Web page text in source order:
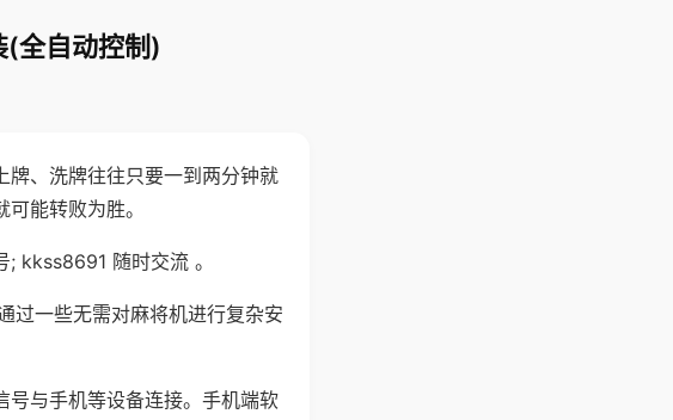
(全自动控制)
牌、洗牌往往只要一到两分钟就
能转败为胜。
kkss8691 随时交流 。
过一些无需对麻将机进行复杂安
号与手机等设备连接。手机端软